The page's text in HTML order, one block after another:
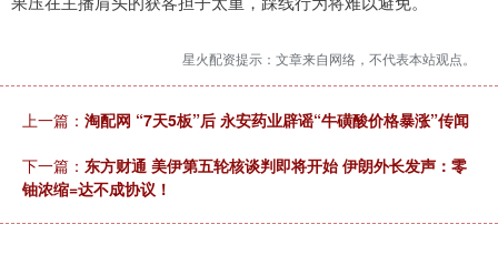
星火配资提示：文章来自网络，不代表本站观点。
上一篇： 淘配网 “7天5板”后 永安药业辟谣“牛磺酸价格暴涨”传闻
下一篇： 东方财通 美伊第五轮核谈判即将开始 伊朗外长发声：零
铀浓缩=达不成协议！